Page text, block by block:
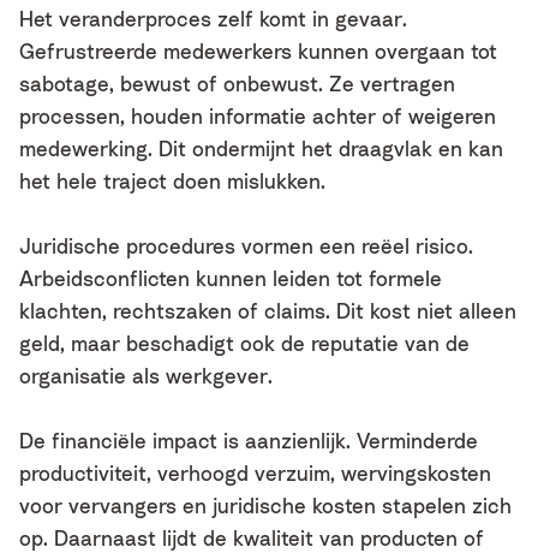
Het veranderproces zelf komt in gevaar.
Gefrustreerde medewerkers kunnen overgaan tot
sabotage, bewust of onbewust. Ze vertragen
processen, houden informatie achter of weigeren
medewerking. Dit ondermijnt het draagvlak en kan
het hele traject doen mislukken.
Juridische procedures vormen een reëel risico.
Arbeidsconflicten kunnen leiden tot formele
klachten, rechtszaken of claims. Dit kost niet alleen
geld, maar beschadigt ook de reputatie van de
organisatie als werkgever.
De financiële impact is aanzienlijk. Verminderde
productiviteit, verhoogd verzuim, wervingskosten
voor vervangers en juridische kosten stapelen zich
op. Daarnaast lijdt de kwaliteit van producten of